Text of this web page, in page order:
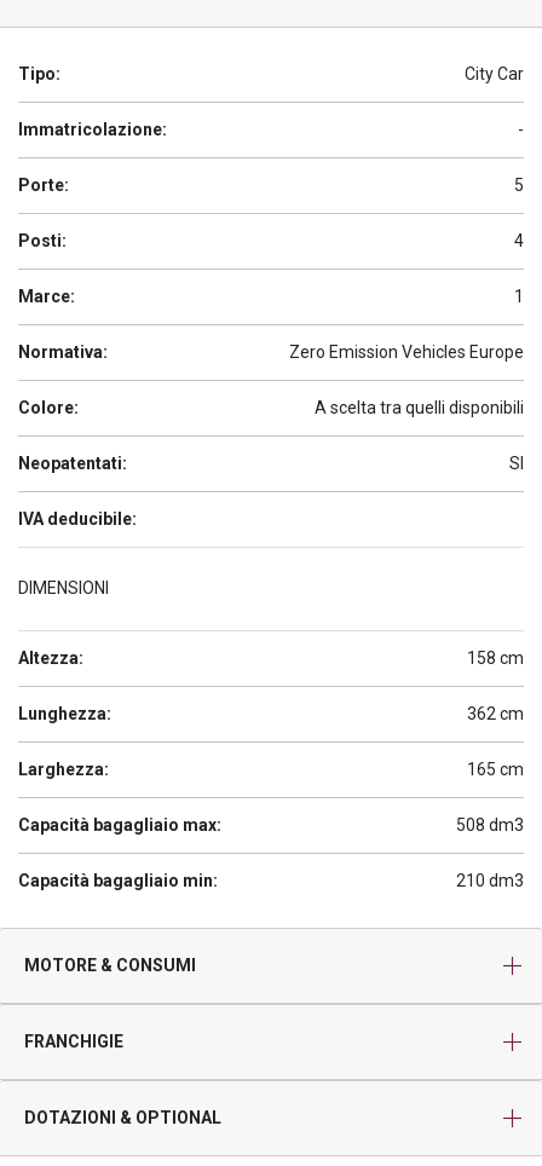
Tipo: City Car
Immatricolazione: -
Porte: 5
Posti: 4
Marce: 1
Normativa: Zero Emission Vehicles Europe
Colore: A scelta tra quelli disponibili
Neopatentati: SI
IVA deducibile:
DIMENSIONI
Altezza: 158 cm
Lunghezza: 362 cm
Larghezza: 165 cm
Capacità bagagliaio max: 508 dm3
Capacità bagagliaio min: 210 dm3
MOTORE & CONSUMI
FRANCHIGIE
DOTAZIONI & OPTIONAL